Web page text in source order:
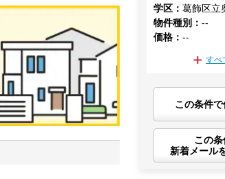
学区 ：葛飾区立
物件種別 ：--
価格 ：--
すべ
この条件
この
新着メール